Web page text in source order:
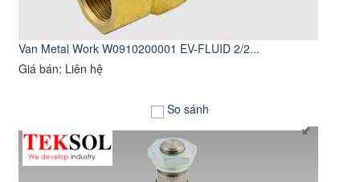
Van Metal Work W0910200001 EV-FLUID 2/2...
Giá bán: Liên hệ
So sánh